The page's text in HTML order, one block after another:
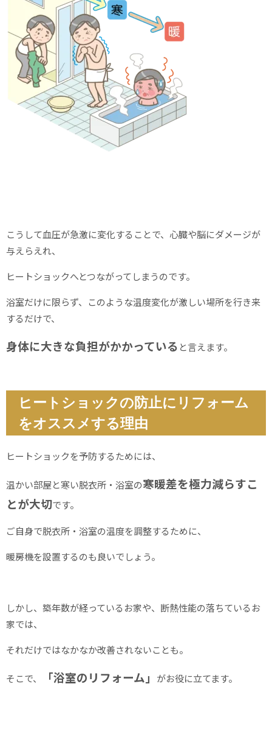
こうして血圧が急激に変化することで、心臓や脳にダメージが
与えらえれ、
ヒートショックへとつながってしまうのです。
浴室だけに限らず、このような温度変化が激しい場所を行き来
するだけで、
身体に大きな負担がかかっている と言えます。
ヒートショックの防止にリフォーム
をオススメする理由
ヒートショックを予防するためには、
温かい部屋と寒い脱衣所・浴室の寒暖差を極力減らすこ
とが大切です。
ご自身で脱衣所・浴室の温度を調整するために、
暖房機を設置するのも良いでしょう。
しかし、築年数が経っているお家や、断熱性能の落ちているお
家では、
それだけではなかなか改善されないことも。
そこで、 「浴室のリフォーム」 がお役に立てます。